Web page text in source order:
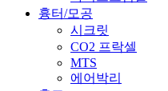
흉터/모공
시크릿
CO2 프락셀
MTS
에어박리